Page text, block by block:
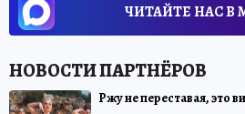
ЧИТАЙТЕ НАС В
Ржу не переставая, это